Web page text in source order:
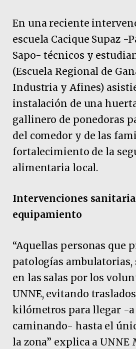
En una reciente
escuela Cacique Supaz -
Sapo- técnicos y
(Escuela Regional de
Industria y Afines)
instalación de una
gallinero de ponedoras
del comedor y de las
fortalecimiento de la
alimentaria local.
Intervenciones
equipamiento
“Aquellas personas que
patologías ambulatorias,
en las salas por los
UNNE, evitando
kilómetros para llegar -a
caminando- hasta el
la zona” explica a UNNE